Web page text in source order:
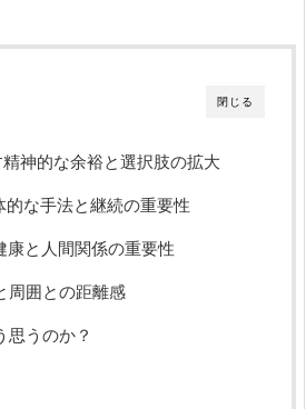
閉じる
神的な余裕と選択肢の拡大
的な手法と継続の重要性
康と人間関係の重要性
周囲との距離感
思うのか？